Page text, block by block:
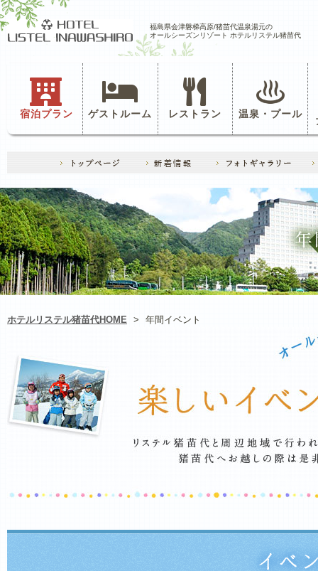
福島県会津磐梯高原/猪苗代温泉湯元の
オールシーズンリゾート ホテルリステル猪苗代
宿泊プラン ゲストルーム レストラン 温泉・プール
ホテルリステル猪苗代HOME > 年間イベント